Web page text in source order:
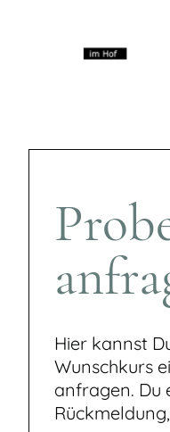
Hier kannst
Wunschkurs
anfragen. Du